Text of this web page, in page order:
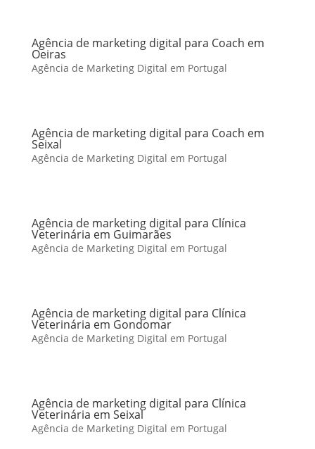
Agência de marketing digital para Coach em
Oeiras
Agência de Marketing Digital em Portugal
Agência de marketing digital para Coach em
Seixal
Agência de Marketing Digital em Portugal
Agência de marketing digital para Clínica
Veterinária em Guimarães
Agência de Marketing Digital em Portugal
Agência de marketing digital para Clínica
Veterinária em Gondomar
Agência de Marketing Digital em Portugal
Agência de marketing digital para Clínica
Veterinária em Seixal
Agência de Marketing Digital em Portugal